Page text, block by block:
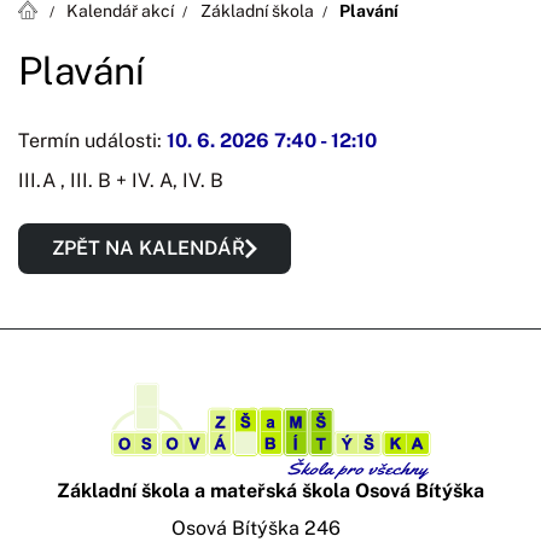
Kalendář akcí Základní škola Plavání
Plavání
Termín události: 10. 6. 2026 7:40 -12:10
III.A , III. B + IV. A, IV. B
ZPĚT NA KALENDÁŘ
Základní škola a mateřská škola Osová Bítýška
Osová Bítýška 246